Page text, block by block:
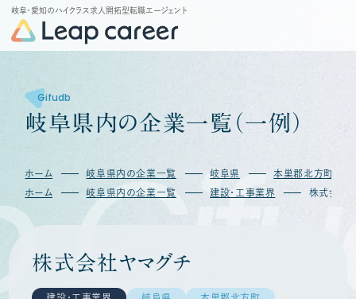
岐阜・愛知のハイクラス求人開拓型転職エージェント
Gifudb
岐阜県 内の企業一覧 （ 一例 ）
ホーム 岐阜県内の企業一覧 岐阜県
本巣郡北方町
ホーム
岐阜県内の企業一覧 建設・工事業界 株式会社
株式会社ヤマグチ